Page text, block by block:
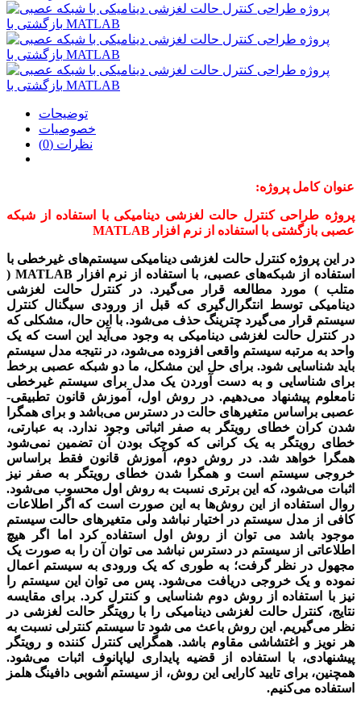
توضیحات
خصوصیات
نظرات (0)
عنوان کامل پروژه:
پروژه طراحی کنترل حالت لغزشی دینامیکی با استفاده از شبکه
عصبی بازگشتی با استفاده از نرم افزار MATLAB
در این پروژه کنترل حالت لغزشی دینامیکی سیستم­‌های غیرخطی با
استفاده از شبکه­‌های عصبی،
با استفاده از نرم افزار MATLAB (
متلب )مورد مطالعه قرار می­‌گیرد. در کنترل حالت لغزشی
دینامیکی توسط انتگرال­‌گیری که قبل از ورودی سیگنال کنترل
سیستم قرار می­‌گیرد چترینگ حذف می‌شود. با این حال، مشکلی که
در کنترل حالت لغزشی دینامیکی به وجود می­‌آید این است که یک
واحد به مرتبه سیستم واقعی افزوده می‌­شود، در نتیجه مدل سیستم
باید شناسایی شود. برای حل این مشکل، ما دو شبکه عصبی برخط
برای شناسایی و به دست آوردن یک مدل برای سیستم غیرخطی
نامعلوم پیشنهاد می­‌دهیم. در روش اول، آموزش قانون تطبیقی-
عصبی براساس متغیرهای حالت در دسترس می‌باشد و برای همگرا
شدن کران خطای رویتگر به صفر اثباتی وجود ندارد. به عبارتی،
خطای رویتگر به یک کرانی که کوچک بودن آن تضمین نمی‌­شود
همگرا خواهد شد. در روش دوم، آموزش قانون فقط براساس
خروجی سیستم است و همگرا شدن خطای رویتگر به صفر نیز
اثبات می­‌شود، که این برتری نسبت به روش اول محسوب می‌­شود.
روال استفاده از این روش­‌ها به این صورت است که اگر اطلاعات
کافی از مدل سیستم در اختیار نباشد ولی متغیرهای حالت سیستم
موجود باشد می­ توان از روش اول استفاده کرد اما اگر هیچ
اطلاعاتی از سیستم در دسترس نباشد می ­توان آن را به­ صورت یک
مجهول در نظر گرفت؛ به­ طوری که یک ورودی به سیستم اعمال
نموده و یک خروجی دریافت می­‌شود. پس می ­توان این سیستم را
نیز با استفاده از روش دوم شناسایی و کنترل کرد. برای مقایسه
نتایج، کنترل حالت لغزشی دینامیکی را با رویتگر حالت لغزشی در
نظر می­‌گیریم. این روش باعث می­ شود تا سیستم کنترلی نسبت به
هر نویز و اغتشاشی مقاوم باشد. همگرایی کنترل کننده و رویتگر
پیشنهادی، با استفاده از قضیه پایداری لیاپانوف اثبات می‌­شود.
همچنین، برای تایید کارایی این روش، از سیستم آشوبی دافینگ هلمز
استفاده می­‌کنیم.